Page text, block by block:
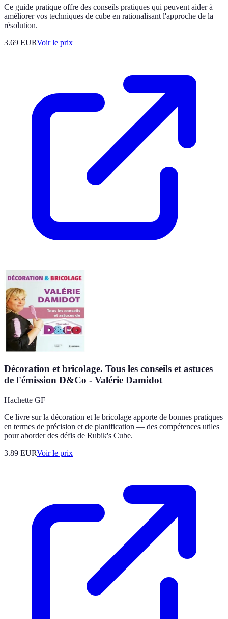
Ce guide pratique offre des conseils pratiques qui peuvent aider à
améliorer vos techniques de cube en rationalisant l'approche de la
résolution.
3.69 EURVoir le prix
Décoration et bricolage. Tous les conseils et astuces
de l'émission D&Co - Valérie Damidot
Hachette GF
Ce livre sur la décoration et le bricolage apporte de bonnes pratiques
en termes de précision et de planification — des compétences utiles
pour aborder des défis de Rubik's Cube.
3.89 EURVoir le prix